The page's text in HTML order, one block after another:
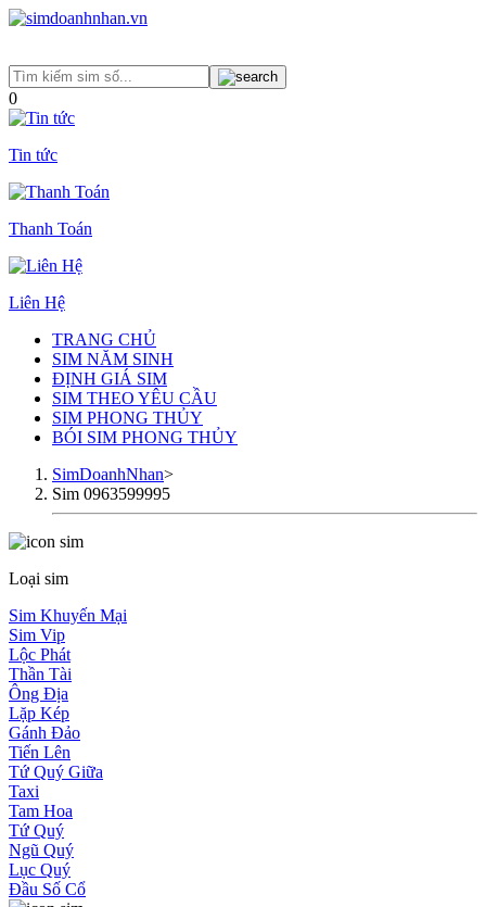
0
Tin tức
Thanh Toán
Liên Hệ
TRANG CHỦ
SIM NĂM SINH
ĐỊNH GIÁ SIM
SIM THEO YÊU CẦU
SIM PHONG THỦY
BÓI SIM PHONG THỦY
SimDoanhNhan>
Sim 0963599995
Loại sim
Sim Khuyến Mại
Sim Vip
Lộc Phát
Thần Tài
Ông Địa
Lặp Kép
Gánh Đảo
Tiến Lên
Tứ Quý Giữa
Taxi
Tam Hoa
Tứ Quý
Ngũ Quý
Lục Quý
Đầu Số Cổ